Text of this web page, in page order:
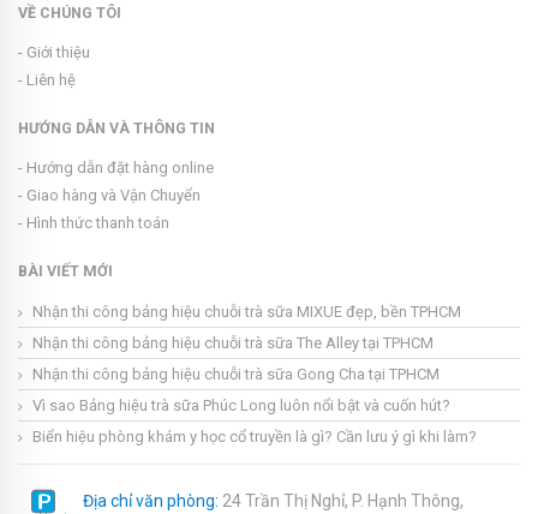
VỀ CHÚNG TÔI
- Giới thiệu
- Liên hệ
HƯỚNG DẪN VÀ THÔNG TIN
- Hướng dẫn đặt hàng online
- Giao hàng và Vận Chuyển
- Hình thức thanh toán
BÀI VIẾT MỚI
Nhận thi công bảng hiệu chuỗi trà sữa MIXUE đẹp, bền TPHCM
Nhận thi công bảng hiệu chuỗi trà sữa The Alley tại TPHCM
Nhận thi công bảng hiệu chuỗi trà sữa Gong Cha tại TPHCM
Vì sao Bảng hiệu trà sữa Phúc Long luôn nổi bật và cuốn hút?
Biển hiệu phòng khám y học cổ truyền là gì? Cần lưu ý gì khi làm?
Địa chỉ văn phòng: 24 Trần Thị Nghỉ, P. Hạnh Thông,